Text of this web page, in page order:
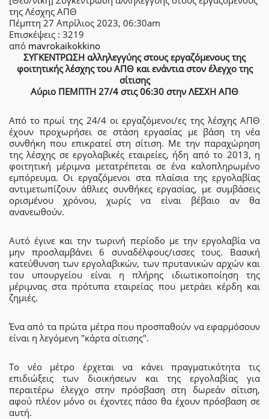
της Λέσχης ΑΠΘ
Πέμπτη 27 Απρίλιος 2023, 06:30am
Επισκέψεις : 3219
από mavrokaikokkino
ΣΥΓΚΕΝΤΡΩΣΗ αλληλεγγύης στους εργαζόμενους της
φοιτητικής λέσχης του ΑΠΘ και ενάντια στον έλεγχο της
σίτισης
Αύριο ΠΕΜΠΤΗ 27/4 στις 06:30 στην ΛΕΣΧΗ ΑΠΘ
Από το πρωί της 24/4 οι εργαζόμενοι/ες της λέσχης ΑΠΘ
έχουν προχωρήσει σε στάση εργασίας με βάση τη νέα
συνθήκη που επικρατεί στη σίτιση. Με την παραχώρηση
της λέσχης σε εργολαβικές εταιρείες, ήδη από το 2013, η
φοιτητική μέριμνα μετατρέπεται σε ένα καλοπληρωμένο
εμπόρευμα. Οι εργαζόμενοι στα πλαίσια της εργολαβίας
αντιμετωπίζουν άθλιες συνθήκες εργασίας, με συμβάσεις
ορισμένου χρόνου, χωρίς να είναι βέβαιο αν θα
ανανεωθούν.
Αυτό έγινε και την τωρινή περίοδο με την εργολαβία να
μην προσλαμβάνει 6 συναδέλφους/ισσες τους. Βασική
κατεύθυνση των εργολαβικών, των πρυτανικών αρχών και
του υπουργείου είναι η πλήρης ιδιωτικοποίηση της
μέριμνας στα πρότυπα εταιρείας που μετράει κέρδη και
ζημιές.
Ένα από τα πρώτα μέτρα που προσπαθούν να εφαρμόσουν
είναι η λεγόμενη "κάρτα σίτισης".
Το νέο μέτρο έρχεται να κάνει πραγματικότητα τις
επιδιώξεις των διοικήσεων και της εργολαβίας για
περαιτέρω έλεγχο στην πρόσβαση στη δωρεάν σίτιση,
αφού πλέον μόνο οι έχοντες πάσο θα έχουν πρόσβαση σε
αυτή.